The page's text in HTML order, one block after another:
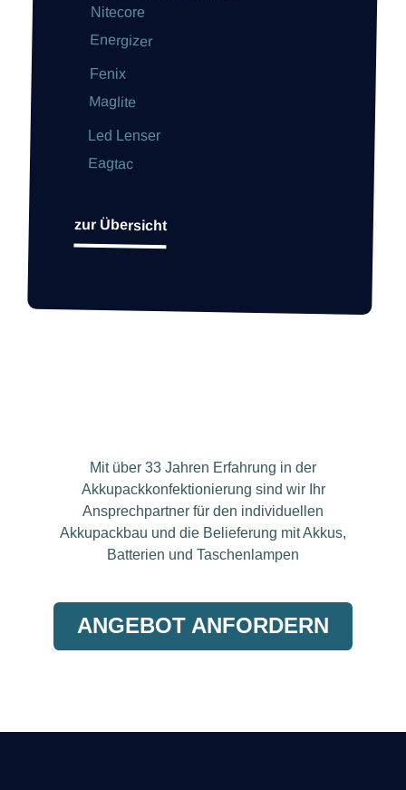
Nitecore
Energizer
Fenix
Maglite
Led Lenser
Eagtac
zur Übersicht
Mit über 33 Jahren Erfahrung in der
Akkupackkonfektionierung sind wir Ihr
Ansprechpartner für den individuellen
Akkupackbau und die Belieferung mit Akkus,
Batterien und Taschenlampen
ANGEBOT ANFORDERN